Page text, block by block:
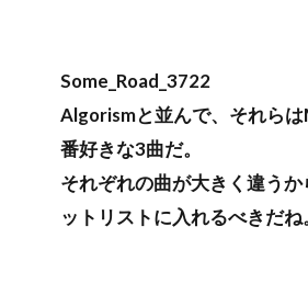
Some_Road_3722
Algorismと並んで、それら
番好きな3曲だ。
それぞれの曲が大きく違う
ットリストに入れるべきだね